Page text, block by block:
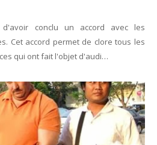
d'avoir conclu un accord avec les
Cet accord permet de clore tous les
qui ont fait l'objet d'audi…